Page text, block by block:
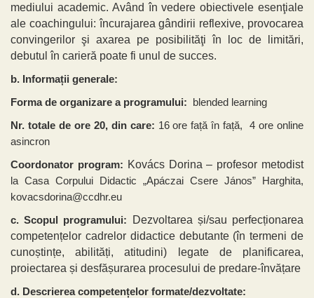
mediului academic. Având în vedere obiectivele esenţiale
ale coachingului: încurajarea gândirii reflexive, provocarea
convingerilor şi axarea pe posibilităţi în loc de limitări,
debutul în carieră poate fi unul de succes.
b. Informații generale:
Forma de organizare a programului: blended learning
Nr. totale de ore 20, din care: 16 ore față în față, 4 ore online
asincron
Coordonator program: Kovács Dorina – profesor metodist
la Casa Corpului Didactic „Apáczai Csere János” Harghita,
kovacsdorina@ccdhr.eu
c. Scopul programului:
Dezvoltarea și/sau perfecționarea
competențelor cadrelor didactice debutante (în termeni de
cunoștințe, abilități, atitudini)
legate de planificarea,
proiectarea și desfășurarea procesului de predare-învățare
d. Descrierea competențelor formate/dezvoltate: